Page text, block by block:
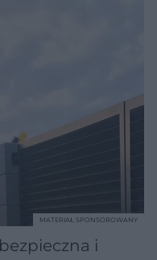
i
MATERIAŁ SPONSOROWANY